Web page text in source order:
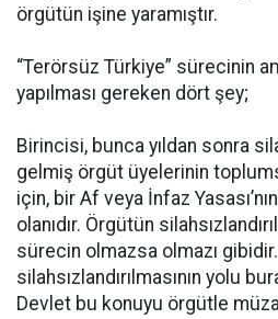
örgütün işine yaramıştır.
“Terörsüz Türkiye” sürecinin
yapılması gereken dört şey;
Birincisi, bunca yıldan sonra
gelmiş örgüt üyelerinin
için, bir Af veya İnfaz
olanıdır. Örgütün
sürecin olmazsa olmazı
silahsızlandırılmasının yolu
Devlet bu konuyu örgütle